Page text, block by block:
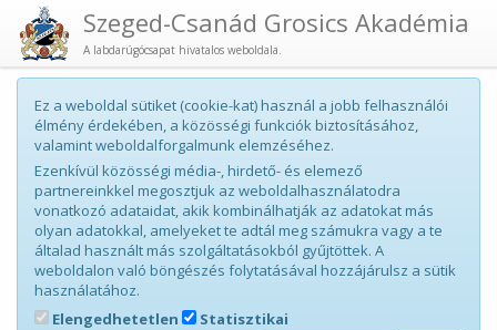
Szeged-Csanád Grosics Akadémia
A labdarúgócsapat hivatalos weboldala.
Ez a weboldal sütiket (cookie-kat) használ a jobb felhasználói
élmény érdekében, a közösségi funkciók biztosításához,
valamint weboldalforgalmunk elemzéséhez.
Ezenkívül közösségi média-, hirdető- és elemező
partnereinkkel megosztjuk az weboldalhasználatodra
vonatkozó adataidat, akik kombinálhatják az adatokat más
olyan adatokkal, amelyeket te adtál meg számukra vagy a te
általad használt más szolgáltatásokból gyűjtöttek. A
weboldalon való böngészés folytatásával hozzájárulsz a sütik
használatához.
Elengedhetetlen
Statisztikai